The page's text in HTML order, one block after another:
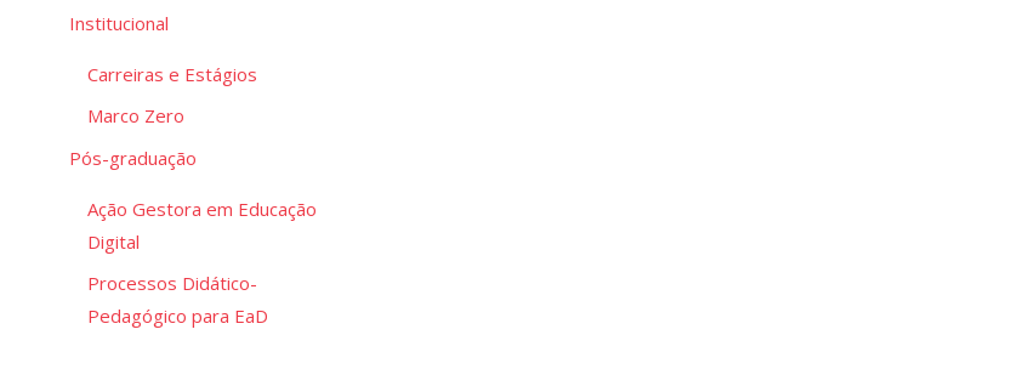
Institucional
Carreiras e Estágios
Marco Zero
Pós-graduação
Ação Gestora em Educação
Digital
Processos Didático-
Pedagógico para EaD